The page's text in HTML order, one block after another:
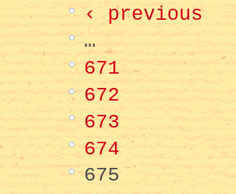
‹ previous
…
671
672
673
674
675